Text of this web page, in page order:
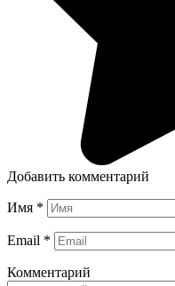
Добавить комментарий
Имя *
Email *
Комментарий